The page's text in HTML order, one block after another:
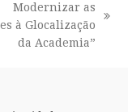
Modernizar as
à Glocalização
da Academia”